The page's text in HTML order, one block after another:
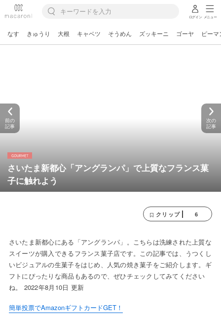
ログイン メニュー
なす きゅうり 大根 キャベツ そうめん ズッキーニ ゴーヤ ピーマ
さいたま新都心「アングランパ」で上質なフランス菓
子に触れよう
前の
記事
次の
記事
クリップ 6
さいたま新都心にある「アングランパ」。こちらは洗練された上質な
スイーツが購入できるフランス菓子店です。この記事では、うつくし
いビジュアルの生菓子をはじめ、人気の焼き菓子をご紹介します。ギ
フトにぴったりな商品もあるので、ぜひチェックしてみてください
ね。 2022年8月10日 更新
簡単投票でAmazonギフトカードGET！